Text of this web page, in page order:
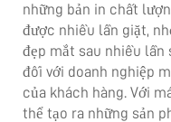
những bản in chất
được nhiều lần giặt,
đẹp mắt sau nhiều
đối với doanh nghiệp
của khách hàng. Với
thể tạo ra những sản